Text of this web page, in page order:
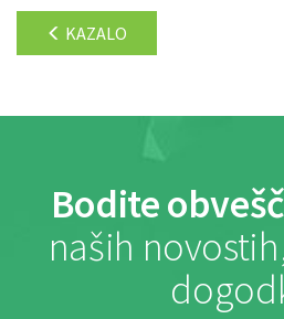
KAZALO
Bodite
naših